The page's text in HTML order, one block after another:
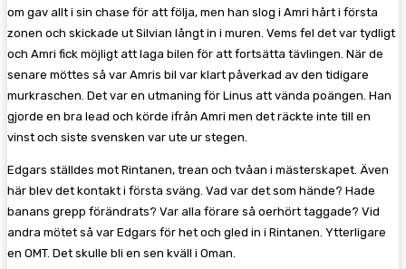
om gav allt i sin chase för att följa, men han slog i Amri hårt i första
zonen och skickade ut Silvian långt in i muren. Vems fel det var tydligt
och Amri fick möjligt att laga bilen för att fortsätta tävlingen. När de
senare möttes så var Amris bil var klart påverkad av den tidigare
murkraschen. Det var en utmaning för Linus att vända poängen. Han
gjorde en bra lead och körde ifrån Amri men det räckte inte till en
vinst och siste svensken var ute ur stegen.
Edgars ställdes mot Rintanen, trean och tvåan i mästerskapet. Även
här blev det kontakt i första sväng. Vad var det som hände? Hade
banans grepp förändrats? Var alla förare så oerhört taggade? Vid
andra mötet så var Edgars för het och gled in i Rintanen. Ytterligare
en OMT. Det skulle bli en sen kväll i Oman.